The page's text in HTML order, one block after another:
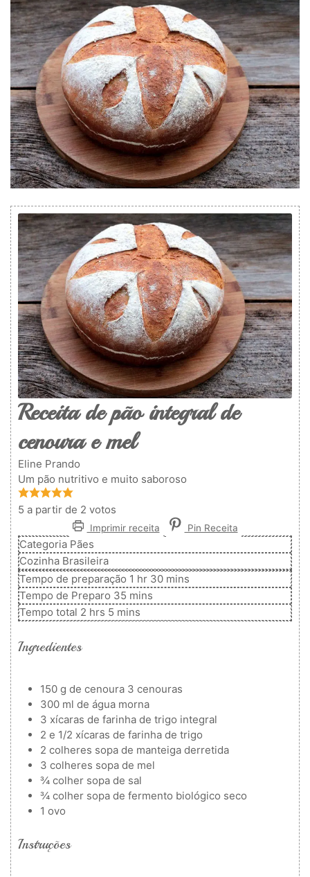
Receita de pão integral de
cenoura e mel
Eline Prando
Um pão nutritivo e muito saboroso
5 a partir de 2 votos
Imprimir receita Pin Receita
Categoria Pães
Cozinha Brasileira
Tempo de preparação 1 hora
hr 30minutos
mins
Tempo de Preparo 35 minutos
mins
Tempo total 2 horas
hrs 5 minutos
mins
Ingredientes
150 g de cenoura 3 cenouras
300 ml de água morna
3 xícaras de farinha de trigo integral
2 e 1/2 xícaras de farinha de trigo
2 colheres sopa de manteiga derretida
3 colheres sopa de mel
¾ colher sopa de sal
¾ colher sopa de fermento biológico seco
1 ovo
Instruções